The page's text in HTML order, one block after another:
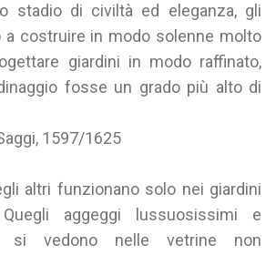
stadio di civiltà ed eleganza, gli
a costruire in modo solenne molto
giardini in modo raffinato,
fosse un grado più alto di
1597/1625
altri funzionano solo nei giardini
aggeggi lussuosissimi e
si vedono nelle vetrine non